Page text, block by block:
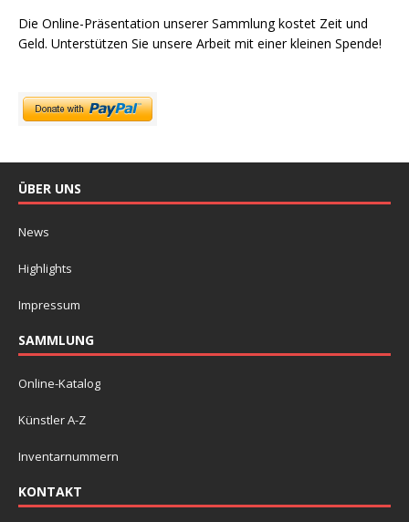
Die Online-Präsentation unserer Sammlung kostet Zeit und
Geld. Unterstützen Sie unsere Arbeit mit einer kleinen Spende!
ÜBER UNS
News
Highlights
Impressum
SAMMLUNG
Online-Katalog
Künstler A-Z
Inventarnummern
KONTAKT